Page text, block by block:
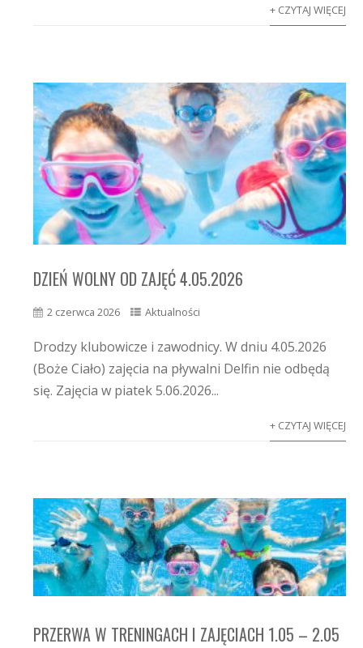
+ CZYTAJ WIĘCEJ
DZIEŃ WOLNY OD ZAJĘĆ 4.05.2026
2 czerwca 2026 Aktualności
Drodzy klubowicze i zawodnicy. W dniu 4.05.2026
(Boże Ciało) zajęcia na pływalni Delfin nie odbędą
się. Zajęcia w piatek 5.06.2026...
+ CZYTAJ WIĘCEJ
PRZERWA W TRENINGACH I ZAJĘCIACH 1.05 – 2.05